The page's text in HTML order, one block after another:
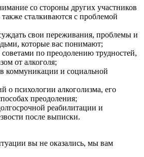
со стороны других участников
сталкиваются с проблемой
свои переживания, проблемы и
которые вас понимают;
по преодолению трудностей,
от алкоголя;
коммуникации и социальной
о психологии алкоголизма, его
преодоления;
реабилитации и
после выписки.
вы не оказались, мы вам